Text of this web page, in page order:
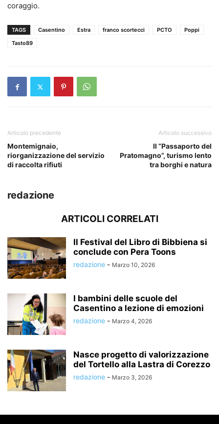
coraggio.
TAGS Casentino Estra franco scortecci PCTO
Poppi
Tasto89
Articolo precedente
Montemignaio,
riorganizzazione del servizio
di raccolta rifiuti
Articolo successivo
Il “Passaporto del
Pratomagno”, turismo lento
tra borghi e natura
redazione
ARTICOLI CORRELATI
Il Festival del Libro di Bibbiena si
conclude con Pera Toons
redazione - Marzo 10, 2026
I bambini delle scuole del
Casentino a lezione di emozioni
redazione - Marzo 4, 2026
Nasce progetto di valorizzazione
del Tortello alla Lastra di Corezzo
redazione - Marzo 3, 2026